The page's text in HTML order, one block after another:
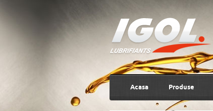
Acasa Produse